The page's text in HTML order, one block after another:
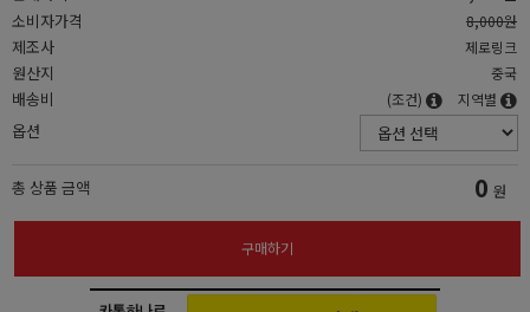
소비자가격
8,000원
제조사 제로링크
원산지 중국
배송비 (조건) 지역별
옵션
총 상품 금액 0 원
구매하기